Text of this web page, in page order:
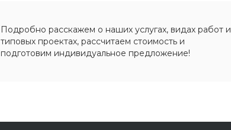
Подробно расскажем о наших услугах, видах работ и
типовых проектах, рассчитаем стоимость и
подготовим индивидуальное предложение!